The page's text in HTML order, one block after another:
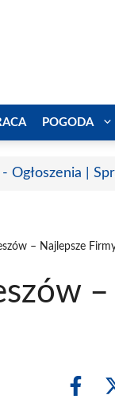
POGODA
Ogłoszenia |
– Najlepsze
Share